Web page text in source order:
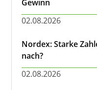
Gewinn
02.08.2026
Nordex: Starke
nach?
02.08.2026